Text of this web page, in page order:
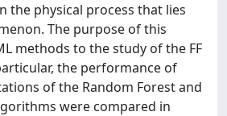
the physical process that lies
The purpose of this
methods to the study of the FF
the performance of
of the Random Forest and
were compared in